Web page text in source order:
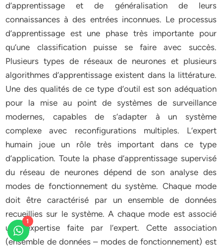
d’apprentissage et de généralisation de leurs
connaissances à des entrées inconnues. Le processus
d’apprentissage est une phase très importante pour
qu’une classification puisse se faire avec succès.
Plusieurs types de réseaux de neurones et plusieurs
algorithmes d’apprentissage existent dans la littérature.
Une des qualités de ce type d’outil est son adéquation
pour la mise au point de systèmes de surveillance
modernes, capables de s’adapter à un système
complexe avec reconfigurations multiples. L’expert
humain joue un rôle très important dans ce type
d’application. Toute la phase d’apprentissage supervisé
du réseau de neurones dépend de son analyse des
modes de fonctionnement du système. Chaque mode
doit être caractérisé par un ensemble de données
recueillies sur le système. A chaque mode est associé
une expertise faite par l’expert. Cette association
(ensemble de données – modes de fonctionnement) est
1